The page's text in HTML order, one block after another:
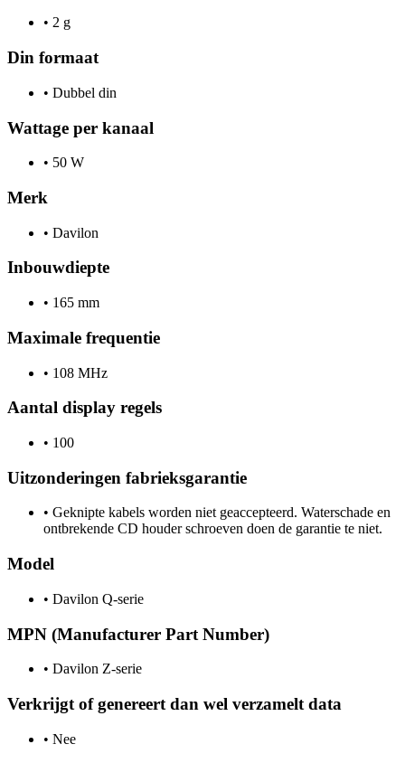
• 2 g
Din formaat
• Dubbel din
Wattage per kanaal
• 50 W
Merk
• Davilon
Inbouwdiepte
• 165 mm
Maximale frequentie
• 108 MHz
Aantal display regels
• 100
Uitzonderingen fabrieksgarantie
• Geknipte kabels worden niet geaccepteerd. Waterschade en
ontbrekende CD houder schroeven doen de garantie te niet.
Model
• Davilon Q-serie
MPN (Manufacturer Part Number)
• Davilon Z-serie
Verkrijgt of genereert dan wel verzamelt data
• Nee